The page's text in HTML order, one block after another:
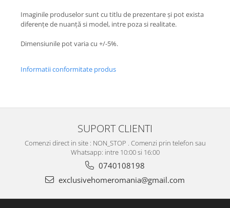
Imaginile produselor sunt cu titlu de prezentare și pot exista
diferențe de nuanță si model, intre poza si realitate.
Dimensiunile pot varia cu +/-5%.
Informatii conformitate produs
SUPORT CLIENTI
Comenzi direct in site : NON_STOP . Comenzi prin telefon sau
Whatsapp: intre 10:00 si 16:00
0740108198
exclusivehomeromania@gmail.com